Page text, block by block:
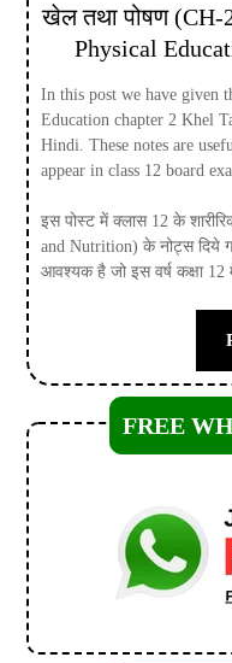
खेल तथा पोषण (CH-
Physical
In this post we have given
Education chapter 2 Khel
Hindi. These notes are
appear in class 12 board
इस पोस्ट में क्लास 12 के
and Nutrition) के नोट्स दिये
आवश्यक है जो इस वर्ष कक्षा 12
FREE